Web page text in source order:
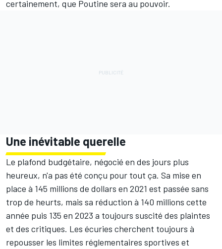
certainement, que Poutine sera au pouvoir.
Une inévitable querelle
Le plafond budgétaire, négocié en des jours plus
heureux, n'a pas été conçu pour tout ça. Sa mise en
place à 145 millions de dollars en 2021 est passée sans
trop de heurts, mais sa réduction à 140 millions cette
année puis 135 en 2023 a toujours suscité des plaintes
et des critiques. Les écuries cherchent toujours à
repousser les limites réglementaires sportives et